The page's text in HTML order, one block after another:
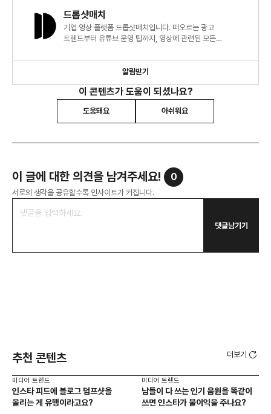
드롭샷매치
기업 영상 플랫폼 드롭샷매치입니다. 떠오르는 광고
트렌드부터 유튜브 운영 팁까지, 영상에 관련된 모든
알림받기
이 콘텐츠가 도움이 되셨나요?
도움돼요 아쉬워요
이 글에 대한 의견을 남겨주세요! 0
서로의 생각을 공유할수록 인사이트가 커집니다.
댓글남기기
추천 콘텐츠 더보기
미디어 트렌드
인스타 피드에 블로그 덤프샷을
올리는 게 유행이라고요?
미디어 트렌드
남들이 다 쓰는 인기 음원을 똑같이
쓰면 인스타가 불이익을 주나요?